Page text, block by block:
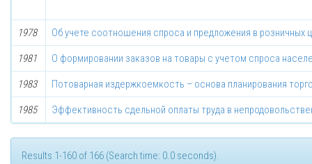
1978 Об учете соотношения спроса и предложения в розничных
1981 О формировании заказов на товары с учетом спроса
1983 Потоварная издержкоемкость – основа планирования
1985 Эффективность сдельной оплаты труда в
Results 1-160 of 166 (Search time: 0.0 seconds).